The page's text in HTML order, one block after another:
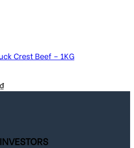
Crest Beef – 1KG
₫